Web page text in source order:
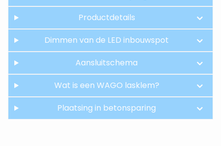
Productdetails
Dimmen van de LED inbouwspot
Aansluitschema
Wat is een WAGO lasklem?
Plaatsing in betonsparing